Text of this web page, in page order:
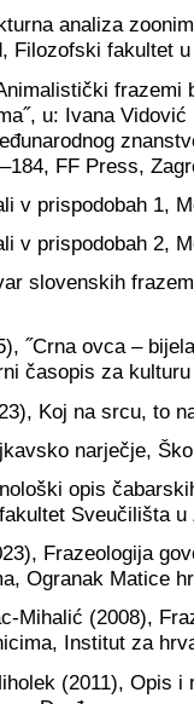
analiza
Filozofski fakultet
u: Ivana
FF Press,
v prispodobah 1,
v prispodobah 2,
slovenskih
˝Crna ovca –
časopis za
Koj na srcu, to
narječje,
opis
Sveučilišta u
Frazeologija
Ogranak Matice
Mihalić (2008),
Institut za
(2011), Opis i